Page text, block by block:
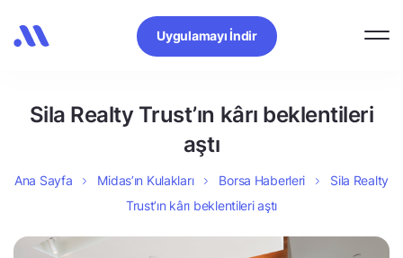
Uygulamayı İndir
Sila Realty Trust’ın kârı beklentileri
aştı
Ana Sayfa Midas’ın Kulakları Borsa Haberleri
Sila Realty
Trust’ın kârı beklentileri aştı